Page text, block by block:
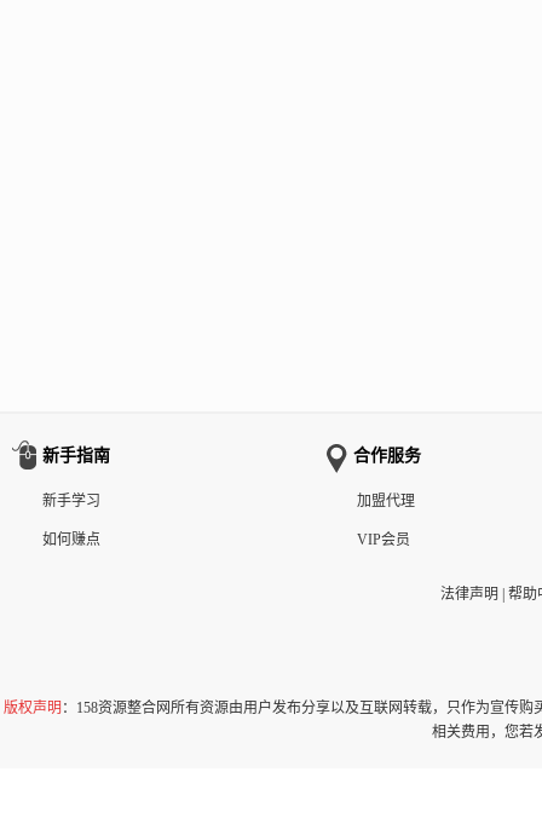
新手指南
新手学习
如何赚点
合作服务
加盟代理
VIP会员
法律声明 帮助
版权声明 ：158资源整合网所有资源由用户发布分享以及互联网转载，只作为宣传
相关费用，您若